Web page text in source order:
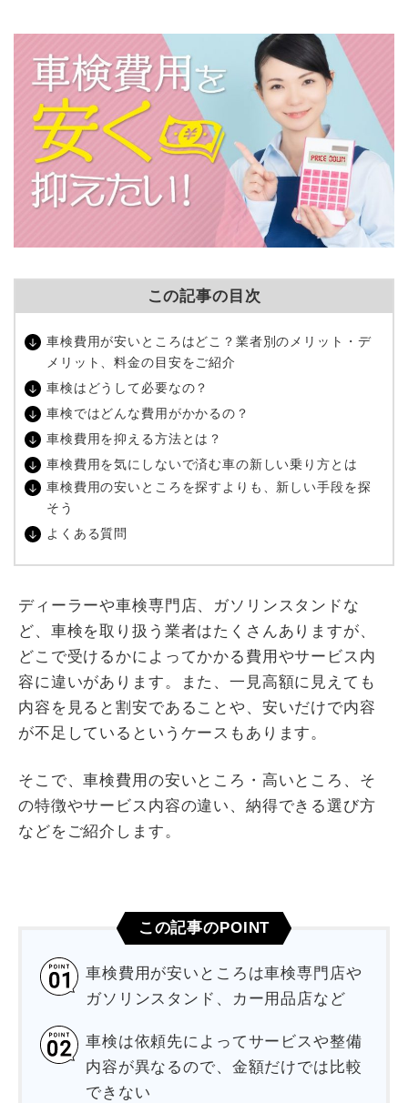
この記事の目次
車検費用が安いところはどこ？業者別のメリット・デ
メリット、料金の目安をご紹介
車検はどうして必要なの？
車検ではどんな費用がかかるの？
車検費用を抑える方法とは？
車検費用を気にしないで済む車の新しい乗り方とは
車検費用の安いところを探すよりも、新しい手段を探
そう
よくある質問
ディーラーや車検専門店、ガソリンスタンドな
ど、車検を取り扱う業者はたくさんありますが、
どこで受けるかによってかかる費用やサービス内
容に違いがあります。また、一見高額に見えても
内容を見ると割安であることや、安いだけで内容
が不足しているというケースもあります。
そこで、車検費用の安いところ・高いところ、そ
の特徴やサービス内容の違い、納得できる選び方
などをご紹介します。
この記事のPOINT
車検費用が安いところは車検専門店や
ガソリンスタンド、カー用品店など
車検は依頼先によってサービスや整備
内容が異なるので、金額だけでは比較
できない